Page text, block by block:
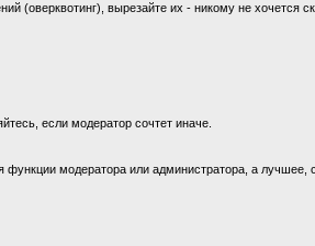
(оверквотинг), вырезайте их - никому не хочется
если модератор сочтет иначе.
модератора или администратора, а лучшее,